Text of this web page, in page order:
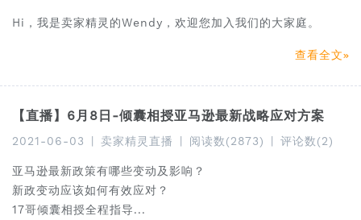
Hi，我是卖家精灵的Wendy，欢迎您加入我们的大家庭。
查看全文
【直播】6月8日-倾囊相授亚马逊最新战略应对方案
2021-06-03 卖家精灵直播 阅读数(2873) 评论数(2)
亚马逊最新政策有哪些变动及影响？
新政变动应该如何有效应对？
17哥倾囊相授全程指导...